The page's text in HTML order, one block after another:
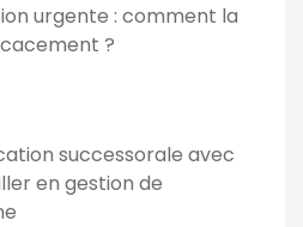
urgente : comment la
?
successorale avec
en gestion de